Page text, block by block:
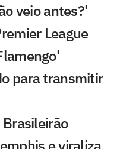
veio antes?'
League
para transmitir
e viraliza